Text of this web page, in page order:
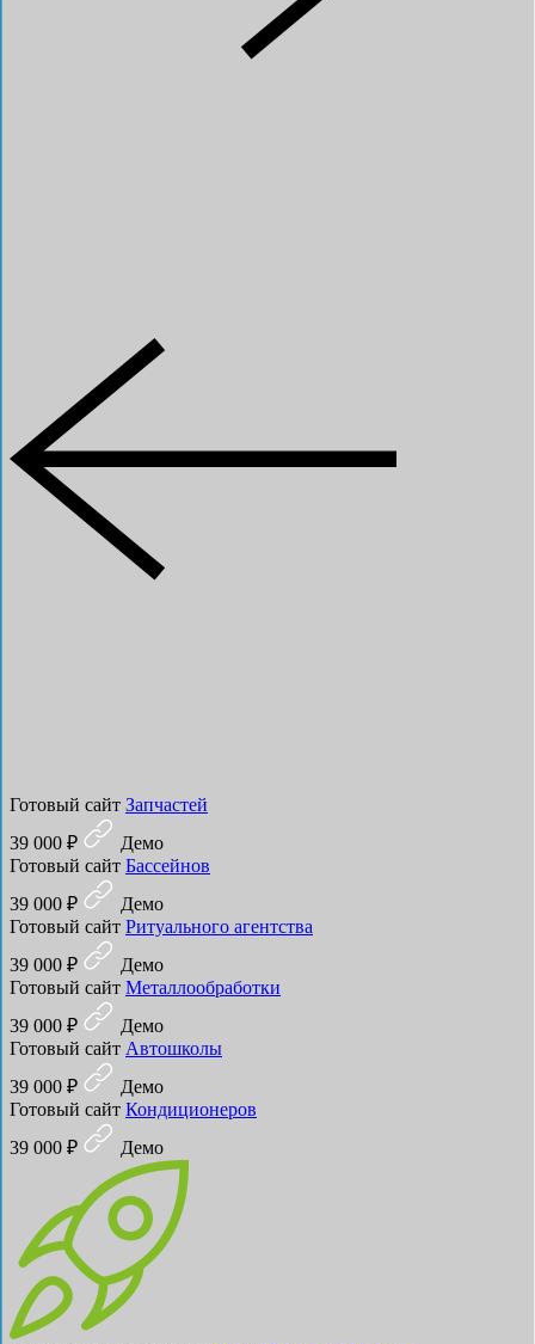
Готовый сайт Запчастей
39 000 ₽
Демо
Готовый сайт Бассейнов
39 000 ₽
Демо
Готовый сайт Ритуального агентства
39 000 ₽
Демо
Готовый сайт Металлообработки
39 000 ₽
Демо
Готовый сайт Автошколы
39 000 ₽
Демо
Готовый сайт Кондиционеров
39 000 ₽
Демо